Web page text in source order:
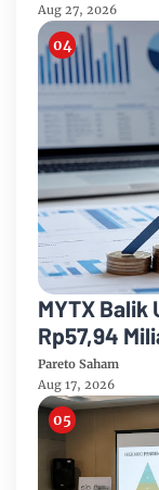
Aug 27, 2026
MYTX Balik
Rp57,94
Pareto Saham
Aug 17, 2026